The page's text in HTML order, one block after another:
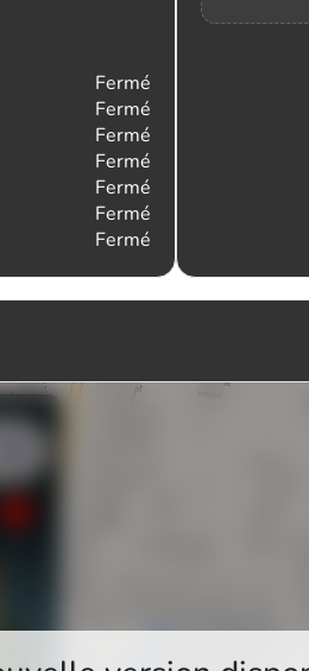
Fermé
Fermé
Fermé
Fermé
Fermé
Fermé
Fermé